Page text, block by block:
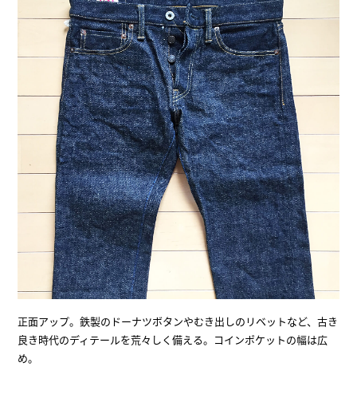
正面アップ。鉄製のドーナツボタンやむき出しのリベットなど、古き
良き時代のディテールを荒々しく備える。コインポケットの幅は広
め。